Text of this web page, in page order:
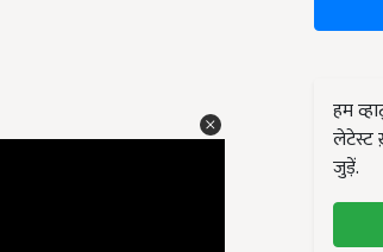
हम
लेटेस्ट
जुड़ें.